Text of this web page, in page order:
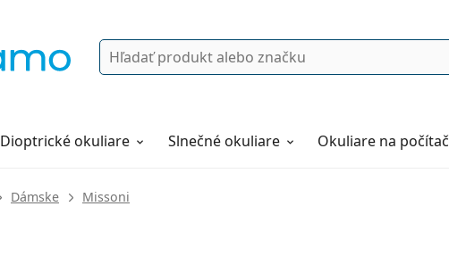
Vyhľadávanie
Dioptrické okuliare Slnečné okuliare Okuliare na počítač
Dámske Missoni